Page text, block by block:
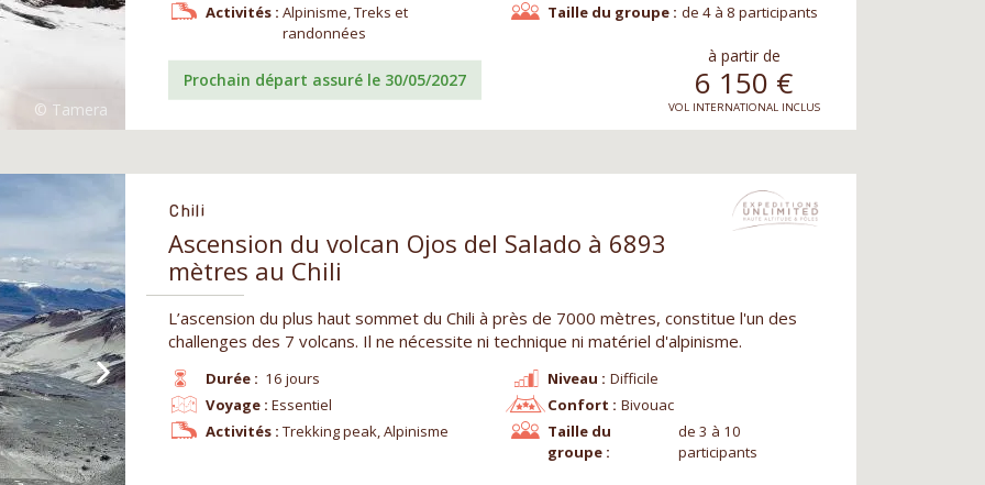
Activités : Alpinisme, Treks et
randonnées
Taille du groupe : de 4 à 8 participants
Prochain départ assuré le 30/05/2027
à partir de
6 150 €
VOL INTERNATIONAL INCLUS
Chili
Ascension du volcan Ojos del Salado à 6893
mètres au Chili
L’ascension du plus haut sommet du Chili à près de 7000 mètres, constitue l'un des
challenges des 7 volcans. Il ne nécessite ni technique ni matériel d'alpinisme.
Durée : 16 jours Niveau : Difficile
Voyage : Essentiel Confort : Bivouac
Activités : Trekking peak, Alpinisme
Taille du
groupe :
de 3 à 10
participants